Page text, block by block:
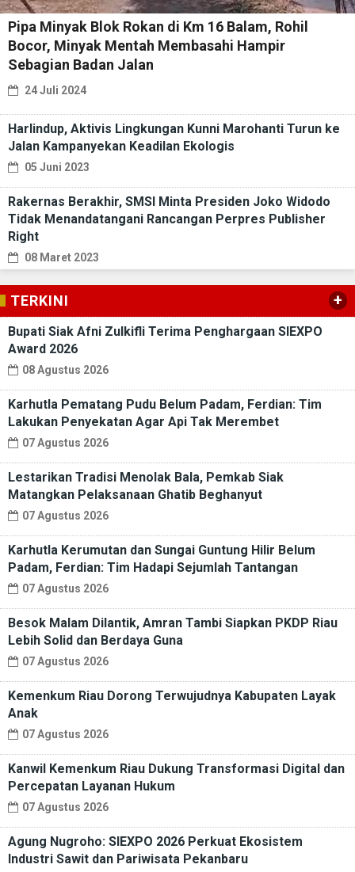
Pipa Minyak Blok Rokan di Km 16 Balam, Rohil
Bocor, Minyak Mentah Membasahi Hampir
Sebagian Badan Jalan
24 Juli 2024
Harlindup, Aktivis Lingkungan Kunni Marohanti Turun ke
Jalan Kampanyekan Keadilan Ekologis
05 Juni 2023
Rakernas Berakhir, SMSI Minta Presiden Joko Widodo
Tidak Menandatangani Rancangan Perpres Publisher
Right
08 Maret 2023
TERKINI +
Bupati Siak Afni Zulkifli Terima Penghargaan SIEXPO
Award 2026
08 Agustus 2026
Karhutla Pematang Pudu Belum Padam, Ferdian: Tim
Lakukan Penyekatan Agar Api Tak Merembet
07 Agustus 2026
Lestarikan Tradisi Menolak Bala, Pemkab Siak
Matangkan Pelaksanaan Ghatib Beghanyut
07 Agustus 2026
Karhutla Kerumutan dan Sungai Guntung Hilir Belum
Padam, Ferdian: Tim Hadapi Sejumlah Tantangan
07 Agustus 2026
Besok Malam Dilantik, Amran Tambi Siapkan PKDP Riau
Lebih Solid dan Berdaya Guna
07 Agustus 2026
Kemenkum Riau Dorong Terwujudnya Kabupaten Layak
Anak
07 Agustus 2026
Kanwil Kemenkum Riau Dukung Transformasi Digital dan
Percepatan Layanan Hukum
07 Agustus 2026
Agung Nugroho: SIEXPO 2026 Perkuat Ekosistem
Industri Sawit dan Pariwisata Pekanbaru